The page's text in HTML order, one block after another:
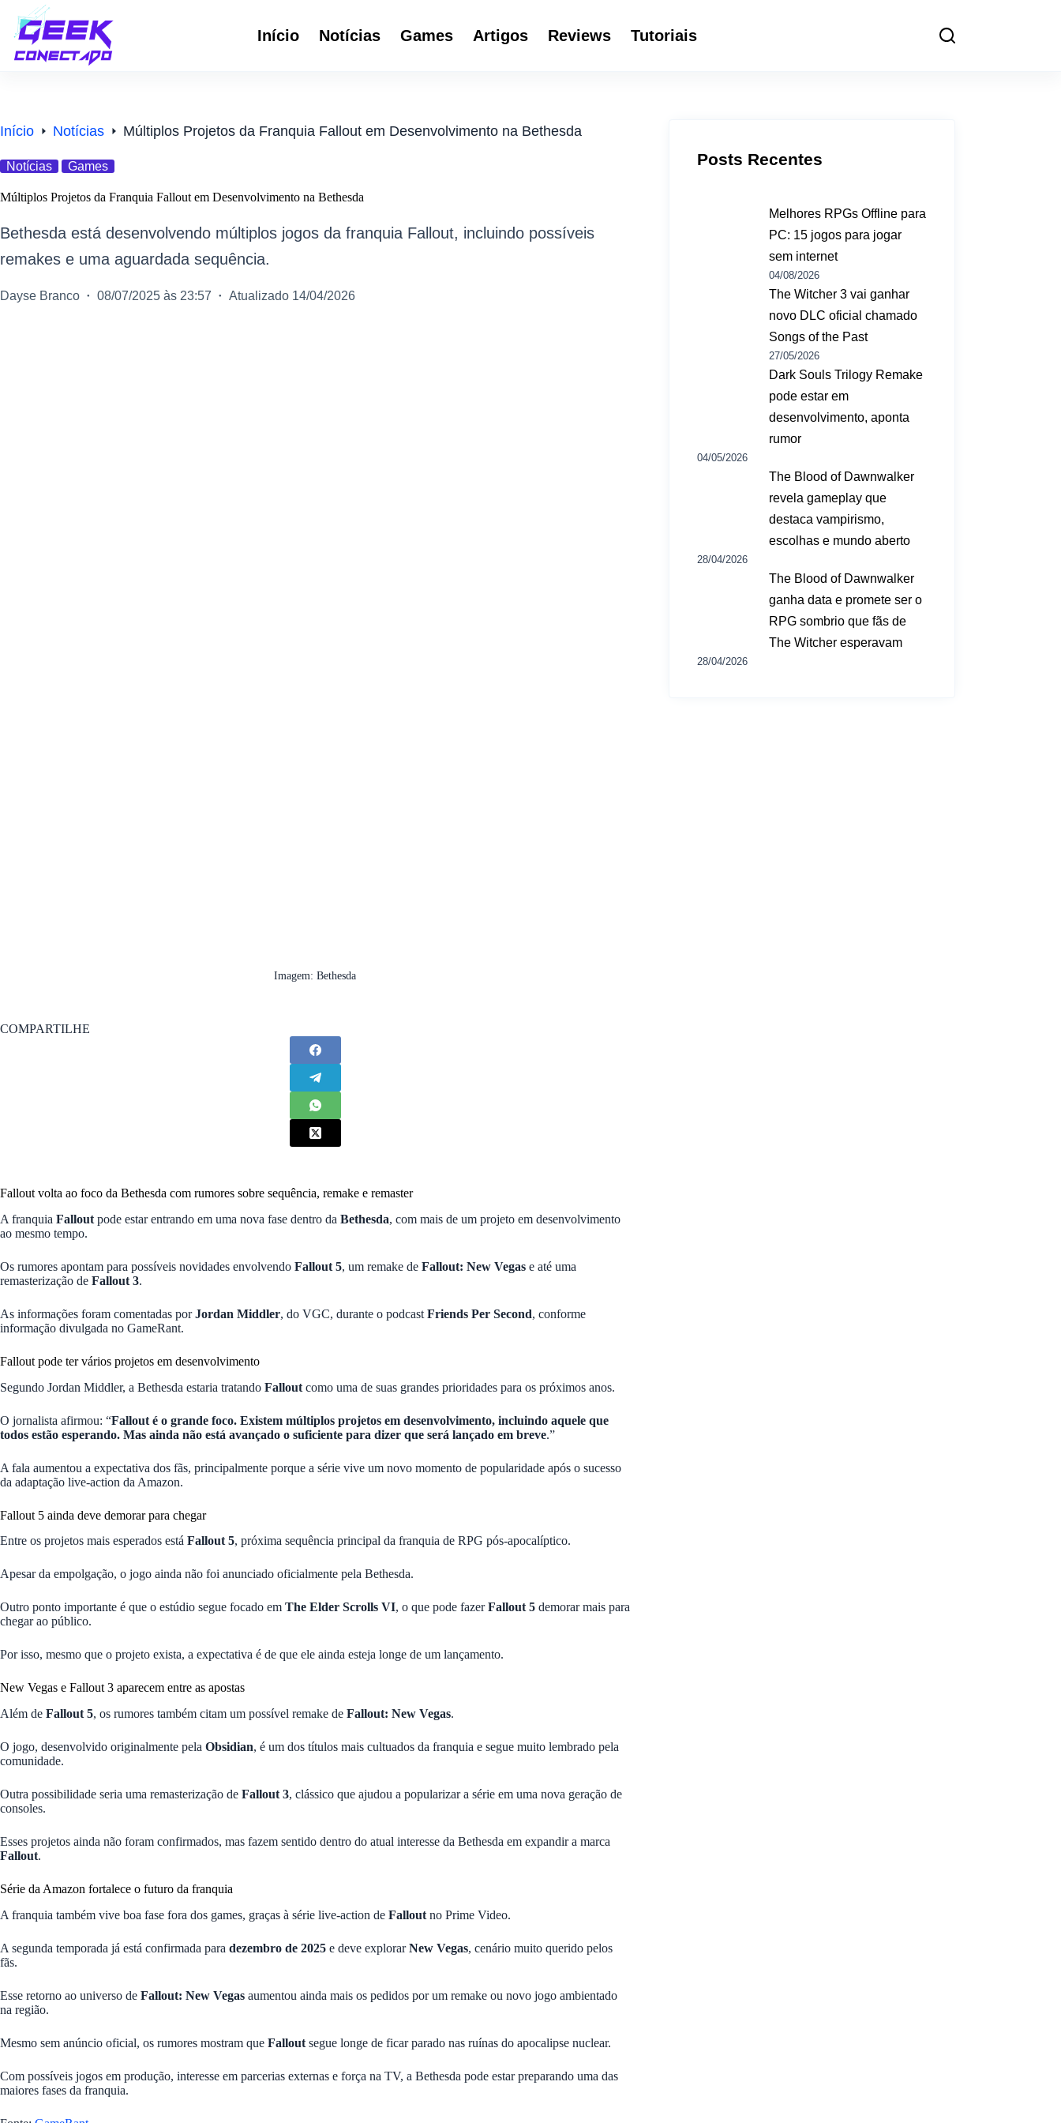
para
conteúdo
Início Notícias Games Artigos Reviews Tutoriais
Início Notícias Múltiplos Projetos da Franquia Fallout em Desenvolvimento na Bethesda
Notícias Games
Múltiplos Projetos da Franquia Fallout em Desenvolvimento na Bethesda
Bethesda está desenvolvendo múltiplos jogos da franquia Fallout, incluindo possíveis
remakes e uma aguardada sequência.
Dayse Branco 08/07/2025 às 23:57 Atualizado 14/04/2026
Imagem: Bethesda
COMPARTILHE
Fallout volta ao foco da Bethesda com rumores sobre sequência, remake e remaster
A franquia Fallout pode estar entrando em uma nova fase dentro da Bethesda, com mais de um projeto em desenvolvimento
ao mesmo tempo.
Os rumores apontam para possíveis novidades envolvendo Fallout 5, um remake de Fallout: New Vegas e até uma
remasterização de Fallout 3.
As informações foram comentadas porJordan Middler, do VGC, durante o podcast Friends Per Second, conforme
informação divulgada no GameRant.
Fallout pode ter vários projetos em desenvolvimento
Segundo Jordan Middler, a Bethesda estaria tratando Fallout como uma de suas grandes prioridades para os próximos anos.
O jornalista afirmou: “Fallout é o grande foco. Existem múltiplos projetos em desenvolvimento, incluindo aquele que
todos estão esperando. Mas ainda não está avançado o suficiente para dizer que será lançado em breve.”
A fala aumentou a expectativa dos fãs, principalmente porque a série vive um novo momento de popularidade após o sucesso
da adaptação live-action da Amazon.
Fallout 5 ainda deve demorar para chegar
Entre os projetos mais esperados está Fallout 5, próxima sequência principal da franquia de RPG pós-apocalíptico.
Apesar da empolgação, o jogo ainda não foi anunciado oficialmente pela Bethesda.
Outro ponto importante é que o estúdio segue focado em The Elder Scrolls VI, o que pode fazerFallout 5 demorar mais para
chegar ao público.
Por isso, mesmo que o projeto exista, a expectativa é de que ele ainda esteja longe de um lançamento.
New Vegas e Fallout 3 aparecem entre as apostas
Além de Fallout 5, os rumores também citam um possível remake de Fallout: New Vegas.
O jogo, desenvolvido originalmente pela Obsidian, é um dos títulos mais cultuados da franquia e segue muito lembrado pela
comunidade.
Outra possibilidade seria uma remasterização de Fallout 3, clássico que ajudou a popularizar a série em uma nova geração de
consoles.
Esses projetos ainda não foram confirmados, mas fazem sentido dentro do atual interesse da Bethesda em expandir a marca
Fallout.
Série da Amazon fortalece o futuro da franquia
A franquia também vive boa fase fora dos games, graças à série live-action de Fallout no Prime Video.
A segunda temporada já está confirmada para dezembro de 2025 e deve explorarNew Vegas, cenário muito querido pelos
fãs.
Esse retorno ao universo de Fallout: New Vegas aumentou ainda mais os pedidos por um remake ou novo jogo ambientado
na região.
Mesmo sem anúncio oficial, os rumores mostram que Fallout segue longe de ficar parado nas ruínas do apocalipse nuclear.
Com possíveis jogos em produção, interesse em parcerias externas e força na TV, a Bethesda pode estar preparando uma das
maiores fases da franquia.
Posts Recentes
Melhores RPGs Offline para
PC: 15 jogos para jogar
sem internet
04/08/2026
The Witcher 3 vai ganhar
novo DLC oficial chamado
Songs of the Past
27/05/2026
Dark Souls Trilogy Remake
pode estar em
desenvolvimento, aponta
rumor
04/05/2026
The Blood of Dawnwalker
revela gameplay que
destaca vampirismo,
escolhas e mundo aberto
28/04/2026
The Blood of Dawnwalker
ganha data e promete ser o
RPG sombrio que fãs de
The Witcher esperavam
28/04/2026